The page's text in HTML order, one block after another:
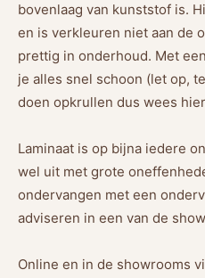
bovenlaag van kunststof is.
en is verkleuren niet aan de
prettig in onderhoud. Met
je alles snel schoon (let op,
doen opkrullen dus wees
Laminaat is op bijna iedere
wel uit met grote
ondervangen met een
adviseren in een van de
Online en in de showrooms